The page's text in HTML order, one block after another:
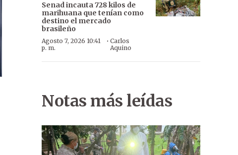
Senad incauta 728 kilos de
marihuana que tenían como
destino el mercado
brasileño
Agosto 7, 2026 10:41
p. m.
· Carlos
Aquino
Notas más leídas